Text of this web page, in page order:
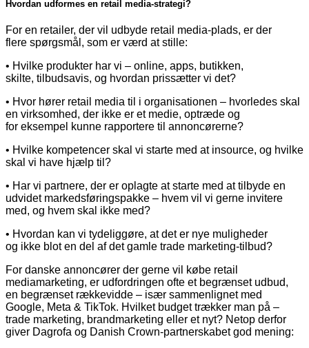
Hvordan udformes en retail media-strategi?
For en retailer, der vil udbyde retail media-plads, er der
flere spørgsmål, som er værd at stille:
• Hvilke produkter har vi – online, apps, butikken,
skilte, tilbudsavis, og hvordan prissætter vi det?
• Hvor hører retail media til i organisationen – hvorledes skal
en virksomhed, der ikke er et medie, optræde og
for eksempel kunne rapportere til annoncørerne?
• Hvilke kompetencer skal vi starte med at insource, og hvilke
skal vi have hjælp til?
• Har vi partnere, der er oplagte at starte med at tilbyde en
udvidet markedsføringspakke – hvem vil vi gerne invitere
med, og hvem skal ikke med?
• Hvordan kan vi tydeliggøre, at det er nye muligheder
og ikke blot en del af det gamle trade marketing-tilbud?
For danske annoncører der gerne vil købe retail
mediamarketing, er udfordringen ofte et begrænset udbud,
en begrænset rækkevidde – især sammenlignet med
Google, Meta & TikTok. Hvilket budget trækker man på –
trade marketing, brandmarketing eller et nyt? Netop derfor
giver Dagrofa og Danish Crown-partnerskabet god mening: